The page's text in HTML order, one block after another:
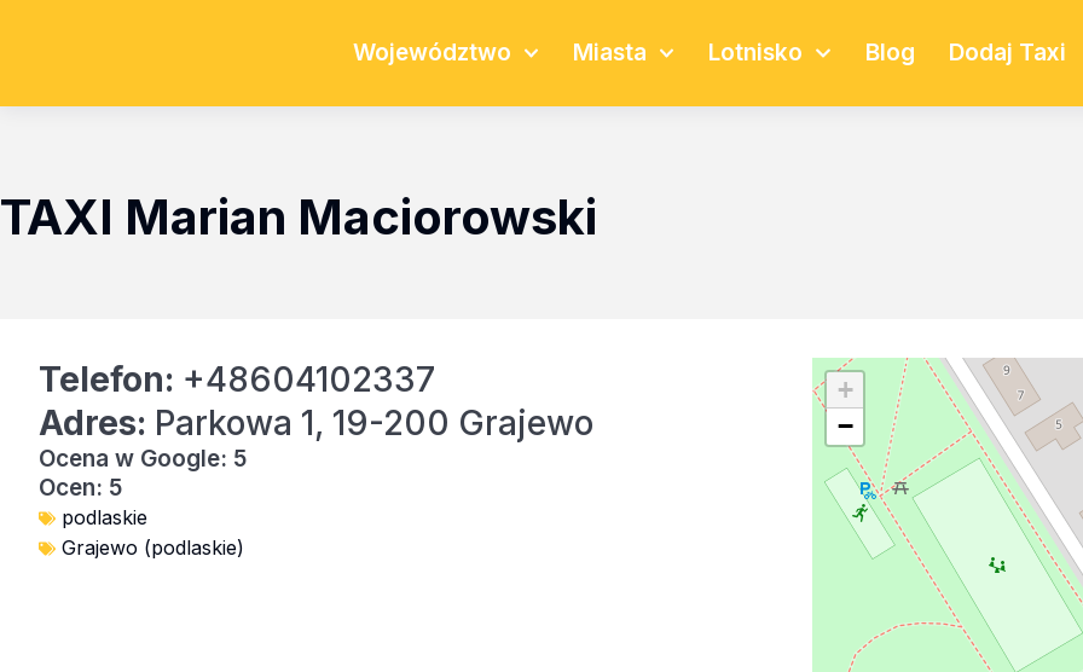
Województwo Miasta Lotnisko Blog Dodaj Taxi
TAXI Marian Maciorowski
Telefon: +48604102337
Adres: Parkowa 1, 19-200 Grajewo
Ocena w Google: 5
Ocen: 5
podlaskie
Grajewo (podlaskie)
+
−